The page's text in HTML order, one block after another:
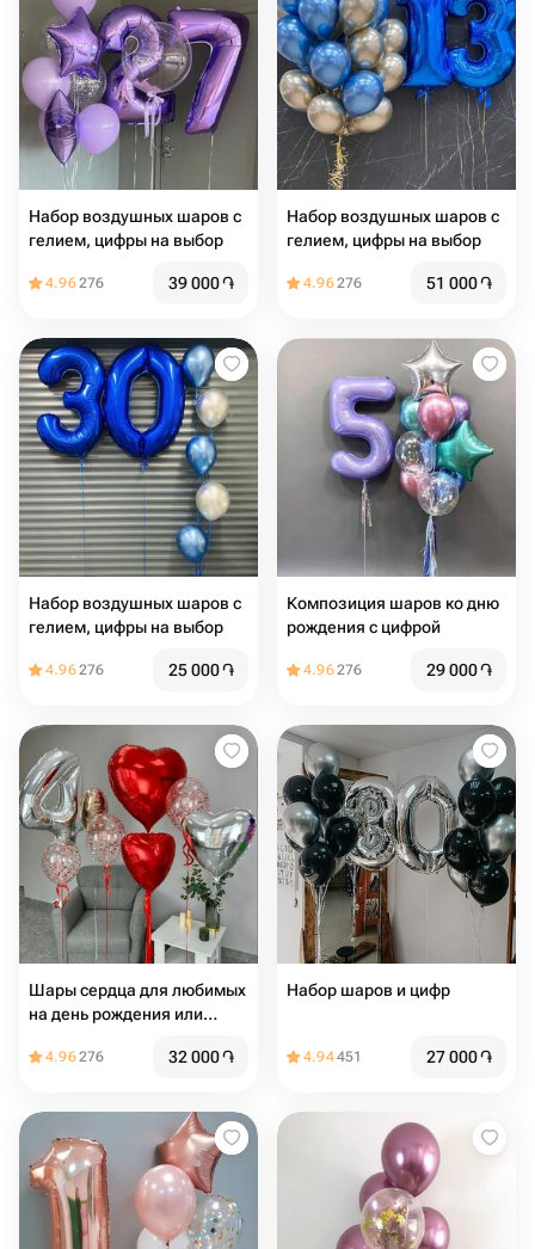
Набор воздушных шаров с
гелием, цифры на выбор️
4.96276 39 000֏
Набор воздушных шаров с
гелием, цифры на выбор
4.96276 51 000֏
Набор воздушных шаров с
гелием, цифры на выбор
4.96276 25 000֏
Композиция шаров ко дню
рождения с цифрой
4.96276 29 000֏
Шары сердца для любимых
на день рождения или
4.96276 32 000֏
Набор шаров и цифр
4.94451 27 000֏